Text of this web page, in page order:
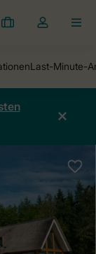
Meine
Dropdown-
öffnen